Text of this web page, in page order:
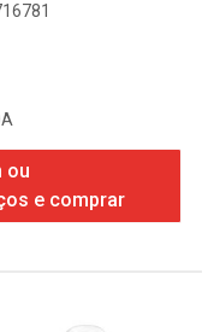
ou
e comprar